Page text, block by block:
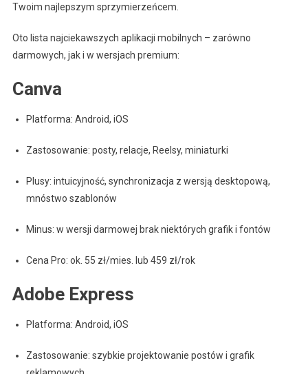
Twoim najlepszym sprzymierzeńcem.
Oto lista najciekawszych aplikacji mobilnych – zarówno
darmowych, jak i w wersjach premium:
Canva
Platforma: Android, iOS
Zastosowanie: posty, relacje, Reelsy, miniaturki
Plusy: intuicyjność, synchronizacja z wersją desktopową,
mnóstwo szablonów
Minus: w wersji darmowej brak niektórych grafik i fontów
Cena Pro: ok. 55 zł/mies. lub 459 zł/rok
Adobe Express
Platforma: Android, iOS
Zastosowanie: szybkie projektowanie postów i grafik